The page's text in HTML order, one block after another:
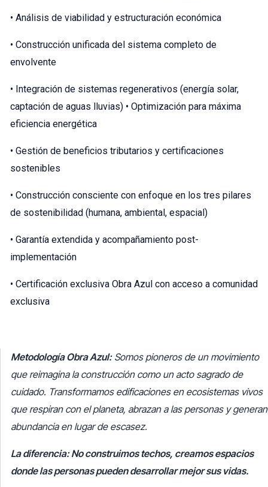
• Análisis de viabilidad y estructuración económica
• Construcción unificada del sistema completo de
envolvente
• Integración de sistemas regenerativos (energía solar,
captación de aguas lluvias) • Optimización para máxima
eficiencia energética
• Gestión de beneficios tributarios y certificaciones
sostenibles
• Construcción consciente con enfoque en los tres pilares
de sostenibilidad (humana, ambiental, espacial)
• Garantía extendida y acompañamiento post-
implementación
• Certificación exclusiva Obra Azul con acceso a comunidad
exclusiva
Metodología Obra Azul:Somos pioneros de un movimiento
que reimagina la construcción como un acto sagrado de
cuidado. Transformamos edificaciones en ecosistemas vivos
que respiran con el planeta, abrazan a las personas y generan
abundancia en lugar de escasez.
La diferencia: No construimos techos, creamos espacios
donde las personas pueden desarrollar mejor sus vidas.